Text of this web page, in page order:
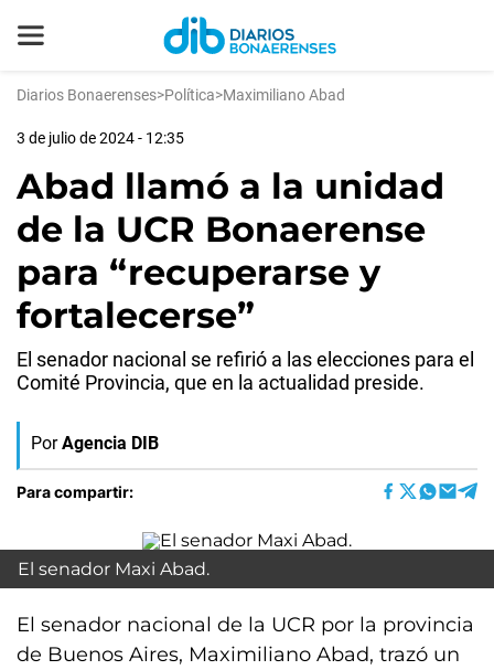
Diarios Bonaerenses>Política>Maximiliano Abad
3 de julio de 2024 - 12:35
Abad llamó a la unidad
de la UCR Bonaerense
para “recuperarse y
fortalecerse”
El senador nacional se refirió a las elecciones para el
Comité Provincia, que en la actualidad preside.
Por Agencia DIB
Para compartir:
El senador Maxi Abad.
El senador nacional de la UCR por la provincia
de Buenos Aires, Maximiliano Abad, trazó un